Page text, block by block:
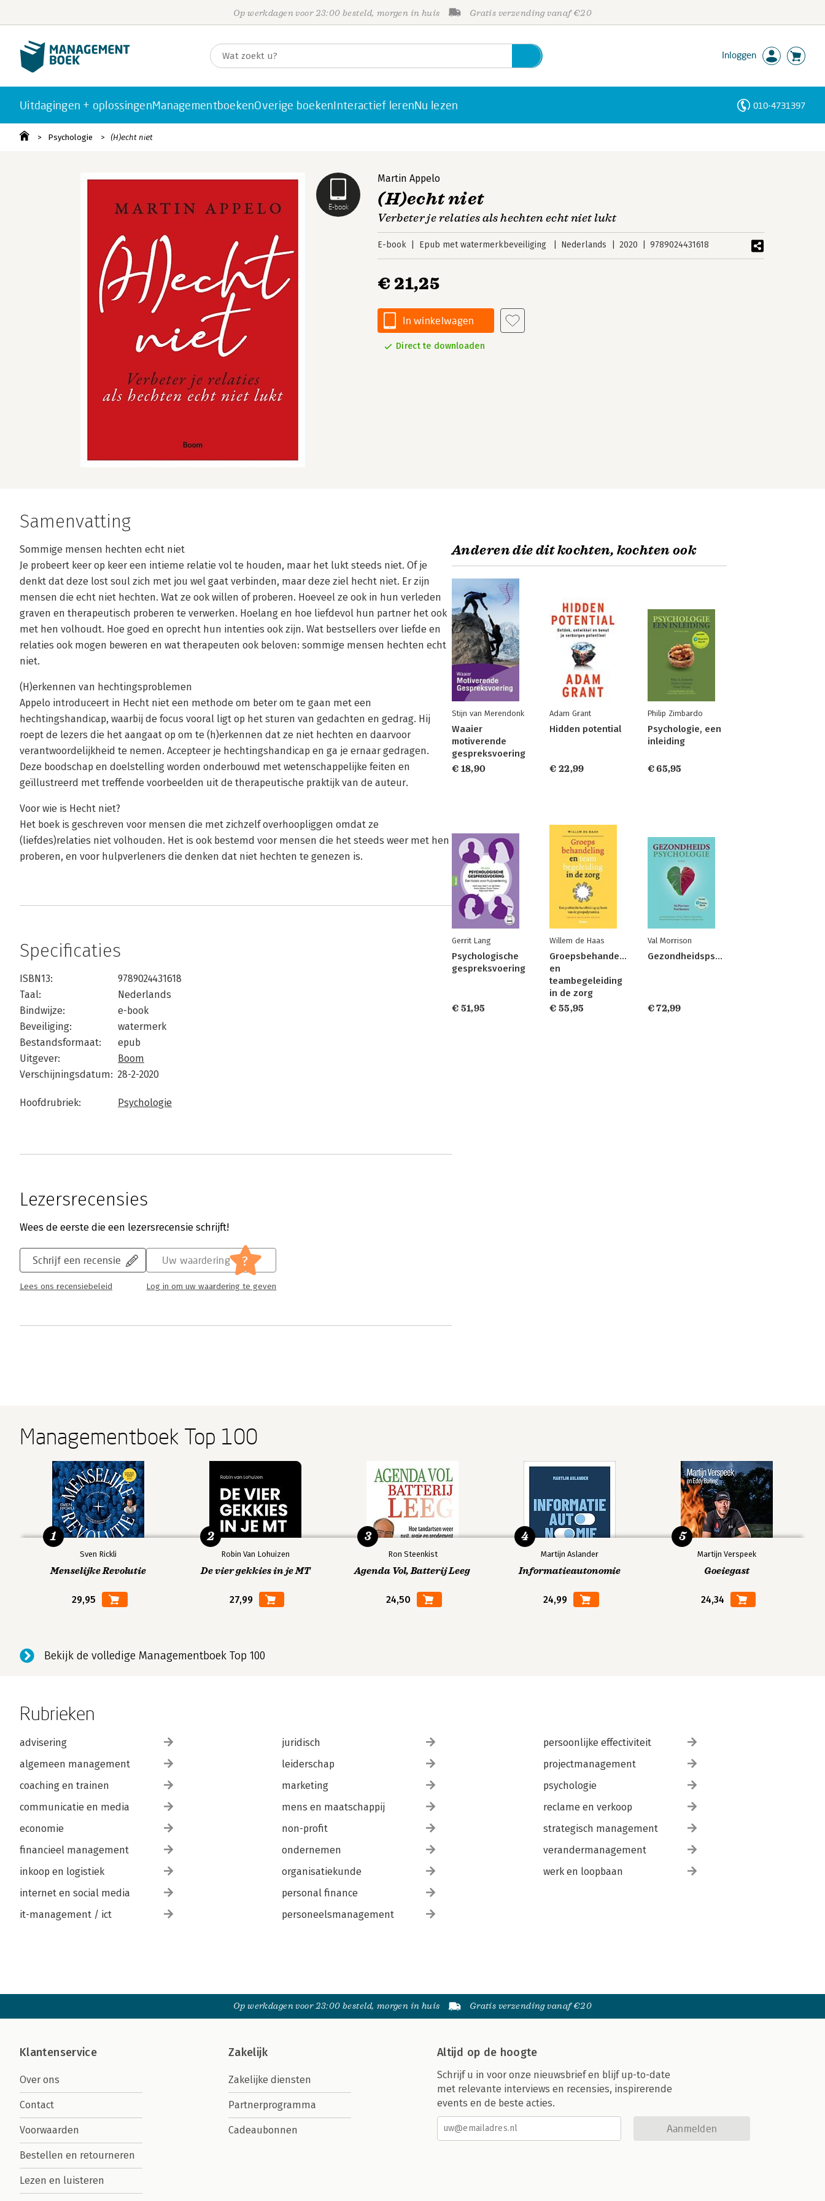
Op werkdagen voor 23:00 besteld, morgen in huis Gratis verzending vanaf €20
Inloggen
Uitdagingen + oplossingenManagementboekenOverige boekenInteractief lerenNu lezen 010-4731397
Psychologie (H)echt niet
E-book
Martin Appelo
(H)echt niet
Verbeter je relaties als hechten echt niet lukt
E-book Epub met watermerkbeveiliging Nederlands 2020 9789024431618
€ 21,25
In winkelwagen
Direct te downloaden
Samenvatting
Sommige mensen hechten echt niet
Je probeert keer op keer een intieme relatie vol te houden, maar het lukt steeds niet. Of je
denkt dat deze lost soul zich met jou wel gaat verbinden, maar deze ziel hecht niet. Er zijn
mensen die echt niet hechten. Wat ze ook willen of proberen. Hoeveel ze ook in hun verleden
graven en therapeutisch proberen te verwerken. Hoelang en hoe liefdevol hun partner het ook
met hen volhoudt. Hoe goed en oprecht hun intenties ook zijn. Wat bestsellers over liefde en
relaties ook mogen beweren en wat therapeuten ook beloven: sommige mensen hechten echt
niet.
(H)erkennen van hechtingsproblemen
Appelo introduceert in Hecht niet een methode om beter om te gaan met een
hechtingshandicap, waarbij de focus vooral ligt op het sturen van gedachten en gedrag. Hij
roept de lezers die het aangaat op om te (h)erkennen dat ze niet hechten en daarvoor
verantwoordelijkheid te nemen. Accepteer je hechtingshandicap en ga je ernaar gedragen.
Deze boodschap en doelstelling worden onderbouwd met wetenschappelijke feiten en
geïllustreerd met treffende voorbeelden uit de therapeutische praktijk van de auteur.
Voor wie is Hecht niet?
Het boek is geschreven voor mensen die met zichzelf overhoopliggen omdat ze
(liefdes)relaties niet volhouden. Het is ook bestemd voor mensen die het steeds weer met hen
proberen, en voor hulpverleners die denken dat niet hechten te genezen is.
Specificaties
ISBN13:
9789024431618
Taal:
Nederlands
Bindwijze:
e-book
Beveiliging:
watermerk
Bestandsformaat:
epub
Uitgever:
Boom
Verschijningsdatum: 28-2-2020
Hoofdrubriek: Psychologie
Lezersrecensies
Wees de eerste die een lezersrecensie schrijft!
Schrijf een recensie
Lees ons recensiebeleid
Uw waardering ?
Log in om uw waardering te geven
Anderen die dit kochten, kochten ook
Stijn van Merendonk
Waaier
motiverende
gespreksvoering
€ 18,90
Adam Grant
Hidden potential
€ 22,99
Philip Zimbardo
Psychologie, een
inleiding
€ 65,95
Gerrit Lang
Psychologische
gespreksvoering
€ 51,95
Willem de Haas
Groepsbehandeling
en
teambegeleiding
in de zorg
€ 55,95
Val Morrison
Gezondheidspsychologie
€ 72,99
Managementboek Top 100
Sven Rickli
Menselijke Revolutie
29,95
1
Robin Van Lohuizen
De vier gekkies in je MT
27,99
2
Ron Steenkist
Agenda Vol, Batterij Leeg
24,50
3
Martijn Aslander
Informatieautonomie
24,99
4
Martijn Verspeek
Goeiegast
24,34
5
Bekijk de volledige Managementboek Top 100
Rubrieken
advisering
algemeen management
coaching en trainen
communicatie en media
economie
financieel management
inkoop en logistiek
internet en social media
it-management / ict
juridisch
leiderschap
marketing
mens en maatschappij
non-profit
ondernemen
organisatiekunde
personal finance
personeelsmanagement
persoonlijke effectiviteit
projectmanagement
psychologie
reclame en verkoop
strategisch management
verandermanagement
werk en loopbaan
Op werkdagen voor 23:00 besteld, morgen in huis Gratis verzending vanaf €20
Klantenservice
Over ons
Contact
Voorwaarden
Bestellen en retourneren
Lezen en luisteren
Zakelijk
Zakelijke diensten
Partnerprogramma
Cadeaubonnen
Altijd op de hoogte
Schrijf u in voor onze nieuwsbrief en blijf up-to-date
met relevante interviews en recensies, inspirerende
events en de beste acties.
Aanmelden
Personen